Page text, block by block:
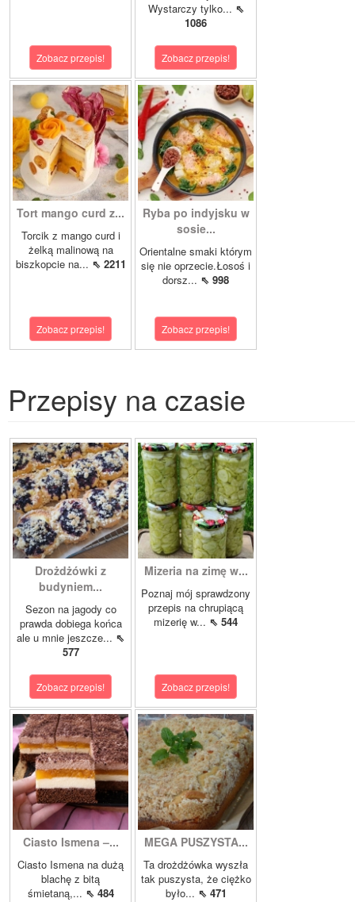
Zobacz przepis!
Wystarczy tylko... ⇖
1086
Zobacz przepis!
Tort mango curd z...
Torcik z mango curd i
żelką malinową na
biszkopcie na... ⇖ 2211
Zobacz przepis!
Ryba po indyjsku w
sosie...
Orientalne smaki którym
się nie oprzecie.Łosoś i
dorsz... ⇖ 998
Zobacz przepis!
Przepisy na czasie
Drożdżówki z
budyniem...
Sezon na jagody co
prawda dobiega końca
ale u mnie jeszcze... ⇖
577
Zobacz przepis!
Mizeria na zimę w...
Poznaj mój sprawdzony
przepis na chrupiącą
mizerię w... ⇖ 544
Zobacz przepis!
Ciasto Ismena –...
Ciasto Ismena na dużą
blachę z bitą
śmietaną,... ⇖ 484
MEGA PUSZYSTA...
Ta drożdżówka wyszła
tak puszysta, że ciężko
było... ⇖ 471